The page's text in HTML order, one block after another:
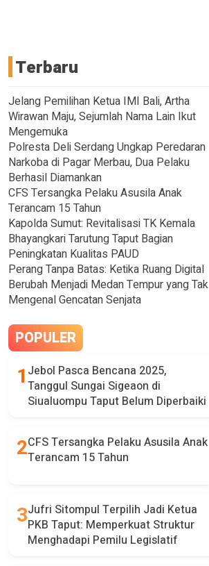
Terbaru
Jelang Pemilihan Ketua IMI Bali, Artha
Wirawan Maju, Sejumlah Nama Lain Ikut
Mengemuka
Polresta Deli Serdang Ungkap Peredaran
Narkoba di Pagar Merbau, Dua Pelaku
Berhasil Diamankan
CFS Tersangka Pelaku Asusila Anak
Terancam 15 Tahun
Kapolda Sumut: Revitalisasi TK Kemala
Bhayangkari Tarutung Taput Bagian
Peningkatan Kualitas PAUD
Perang Tanpa Batas: Ketika Ruang Digital
Berubah Menjadi Medan Tempur yang Tak
Mengenal Gencatan Senjata
POPULER
Jebol Pasca Bencana 2025,
Tanggul Sungai Sigeaon di
Siualuompu Taput Belum Diperbaiki
CFS Tersangka Pelaku Asusila Anak
Terancam 15 Tahun
Jufri Sitompul Terpilih Jadi Ketua
PKB Taput: Memperkuat Struktur
Menghadapi Pemilu Legislatif